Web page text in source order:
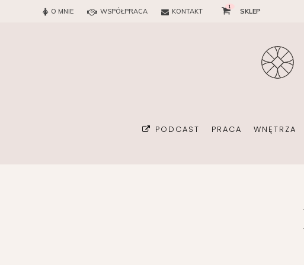
O MNIE WSPÓŁPRACA KONTAKT
1
SKLEP
PODCAST PRACA
KONSULTANT ŚLUBNY
WNĘTRZA